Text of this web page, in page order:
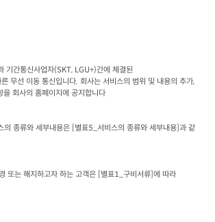
기간통신사업자(SKT, LGU+)간에 체결된
무선 이동 통신입니다. 회사는 서비스의 범위 및 내용의 추가
을 회사의 홈페이지에 공지합니다
종류와 세부내용은 별표5_ 서비스의 종류와 세부내용 과 같
또는 해지하고자 하는 고객은 별표1_ 구비서류 에 따라